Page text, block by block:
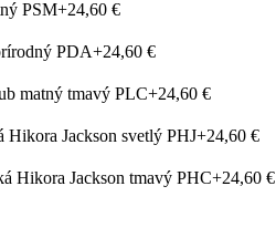
PSM+24,60 €
PDA+24,60 €
matný tmavý PLC+24,60 €
Hikora Jackson svetlý PHJ+24,60 €
Hikora Jackson tmavý PHC+24,60 €